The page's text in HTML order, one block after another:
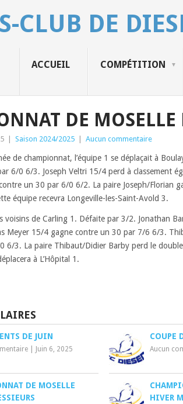
CLUB DE
ACCUEIL COMPÉTITION
DE MOSELLE
Saison 2024/2025 Aucun commentaire
de championnat, l’équipe 1 se déplaçait à
6/0 6/3. Joseph Veltri 15/4 perd à classement
un 30 par 6/0 6/2. La paire Joseph/Florian
équipe recevra Longeville-les-Saint-Avold 3.
voisins de Carling 1. Défaite par 3/2. Jonathan
Meyer 15/4 gagne contre un 30 par 7/6 6/3.
6/3. La paire Thibaut/Didier Barby perd le
à L’Hôpital 1.
DE JUIN
Juin 6, 2025
COUPE
Aucun
DE MOSELLE
HIVER